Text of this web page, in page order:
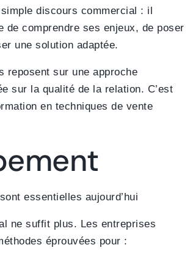
simple discours commercial : il
de comprendre ses enjeux, de poser
une solution adaptée.
reposent sur une approche
sur la qualité de la relation. C’est
en techniques de vente
essentielles aujourd’hui
ne suffit plus. Les entreprises
éprouvées pour :